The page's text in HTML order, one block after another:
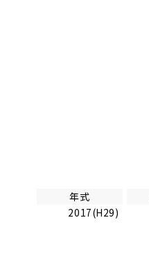
年式
2017(H29)